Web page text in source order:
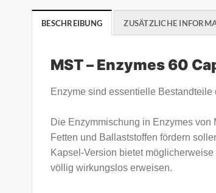
BESCHREIBUNG ZUSÄTZLICHE
MST – Enzymes 60
Enzyme sind essentielle
Die Enzymmischung in Enzymes
Fetten und Ballaststoffen fördern
Kapsel-Version bietet
völlig wirkungslos erweisen.